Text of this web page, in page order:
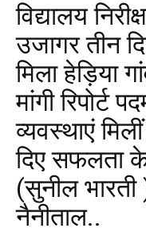
विद्यालय
उजागर तीन
मिला हेड़िया
मांगी रिपोर्ट
व्यवस्थाएं
दिए सफलता के
(सुनील भारती
नैनीताल..